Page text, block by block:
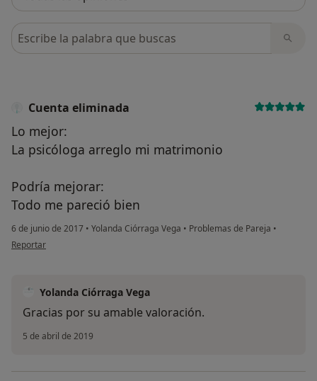
Busca en opiniones
Cuenta eliminada
Lo mejor:
La psicóloga arreglo mi matrimonio
Podría mejorar:
Todo me pareció bien
6 de junio de 2017 • Yolanda Ciórraga Vega • Problemas de Pareja •
en opinión del usuario Cuenta eliminada
Reportar
Yolanda Ciórraga Vega
Gracias por su amable valoración.
5 de abril de 2019